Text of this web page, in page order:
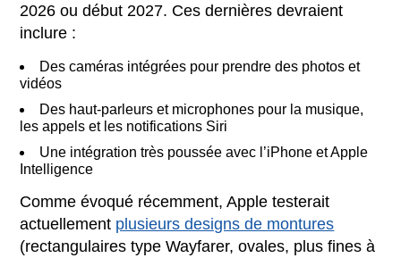
2026 ou début 2027. Ces dernières devraient
inclure :
Des caméras intégrées pour prendre des photos et
vidéos
Des haut-parleurs et microphones pour la musique,
les appels et les notifications Siri
Une intégration très poussée avec l’iPhone et Apple
Intelligence
Comme évoqué récemment, Apple testerait
actuellement plusieurs designs de montures
(rectangulaires type Wayfarer, ovales, plus fines à